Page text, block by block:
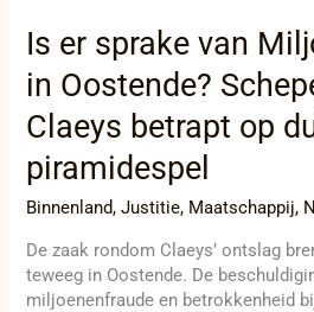
Is er sprake van
in Oostende?
Claeys betrapt op
piramidespel
Binnenland,Justitie, Maatschappij,
De zaak rondom Claeys’ ontslag
teweeg in Oostende. De
miljoenenfraude en betrokkenheid